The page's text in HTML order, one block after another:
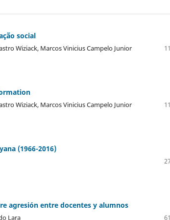
social
Wiziack, Marcos Vinicius Campelo Junior
Wiziack, Marcos Vinicius Campelo Junior
(1966-2016)
agresión entre docentes y alumnos
Lara